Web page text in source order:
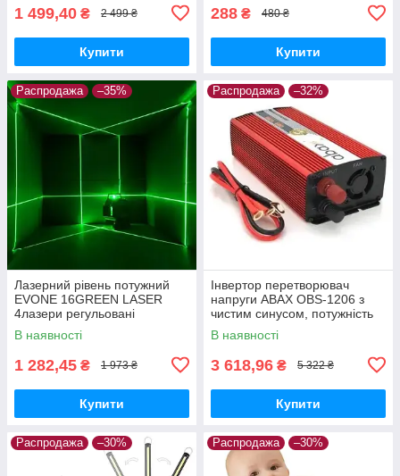
1 499,40 ₴ 2 499 ₴
Купити
288 ₴ 480 ₴
Купити
Распродажа –35%
Лазерний рівень потужний
EVONE 16GREEN LASER
4лазери регульовані
В наявності
1 282,45 ₴ 1 973 ₴
Купити
Распродажа –32%
Інвертор перетворювач
напруги ABAX OBS-1206 з
чистим синусом, потужність
1200W
В наявності
3 618,96 ₴ 5 322 ₴
Купити
Распродажа –30% Распродажа –30%